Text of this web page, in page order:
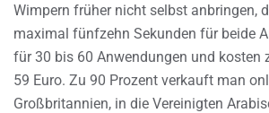
Wimpern früher nicht selbst anbringen,
maximal fünfzehn Sekunden für beide
für 30 bis 60 Anwendungen und kosten
59 Euro. Zu 90 Prozent verkauft man
Großbritannien, in die Vereinigten